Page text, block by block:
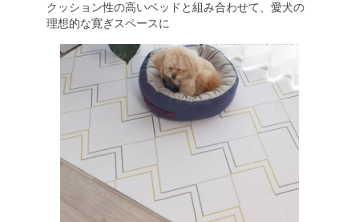
クッション性の高いベッドと組み合わせて、愛犬の
理想的な寛ぎスペースに